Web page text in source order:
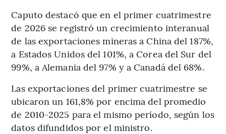
Caputo destacó que en el primer cuatrimestre
de 2026 se registró un crecimiento interanual
de las exportaciones mineras a China del 187%,
a Estados Unidos del 101%, a Corea del Sur del
99%, a Alemania del 97% y a Canadá del 68%.
Las exportaciones del primer cuatrimestre se
ubicaron un 161,8% por encima del promedio
de 2010-2025 para el mismo período, según los
datos difundidos por el ministro.